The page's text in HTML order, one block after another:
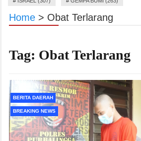
Home > Obat Terlarang
Tag: Obat Terlarang
BERITA DAERAH
BREAKING NEWS